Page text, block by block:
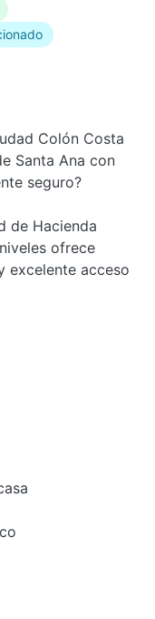
Colón Costa
Santa Ana con
seguro?
de Hacienda
ofrece
excelente acceso